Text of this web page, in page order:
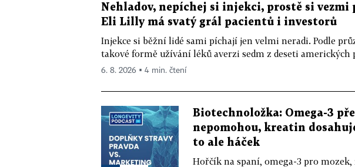
Nehladov, nepíchej si injekci, prostě si vezmi
Eli Lilly má svatý grál pacientů i investorů
Injekce si běžní lidé sami píchají jen velmi neradi. Podle
takové formě užívání léků averzi sedm z deseti amerických
6. 8. 2026 ▪ 4 min. čtení
Biotechnoložka: Omega-3
nepomohou, kreatin
to ale háček
Hořčík na spaní, omega-3 pro